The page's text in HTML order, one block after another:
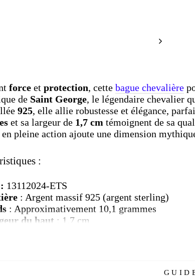
force et protection, cette bague chevalière
de Saint George, le légendaire chevalier
925, elle allie robustesse et élégance,
et sa largeur de 1,7 cm témoignent de sa
en pleine action ajoute une dimension
:
13112024-ETS
: Argent massif 925 (argent sterling)
: Approximativement 10,1 grammes
du haut : 1,7 cm